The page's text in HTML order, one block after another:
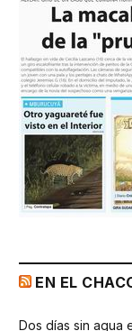
EN EL
Dos días sin agua